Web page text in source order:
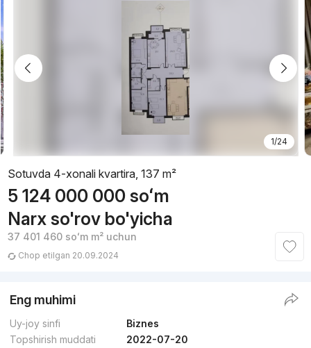
1/24
Sotuvda 4-xonali kvartira, 137 m²
5 124 000 000 soʻm
Narx so'rov bo'yicha
37 401 460 soʻmm² uchun
Chop etilgan 20.09.2024
Eng muhimi
Uy-joy sinfi
Biznes
Topshirish muddati
2022-07-20